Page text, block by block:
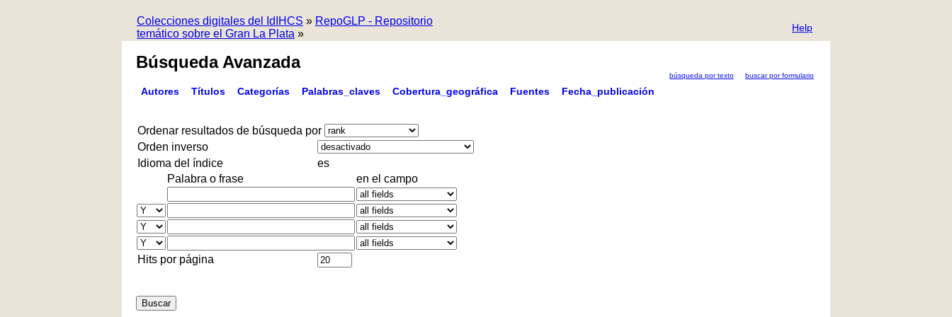
Colecciones digitales del IdIHCS » RepoGLP - Repositorio
temático sobre el Gran La Plata » Help
Búsqueda Avanzada
búsqueda por texto buscar por formulario
Autores Títulos Categorías Palabras_claves Cobertura_geográfica Fuentes Fecha_publicación
Ordenar resultados de búsqueda por
Orden inverso
Idioma del índice
es
Palabra o frase
en el campo
Hits por página